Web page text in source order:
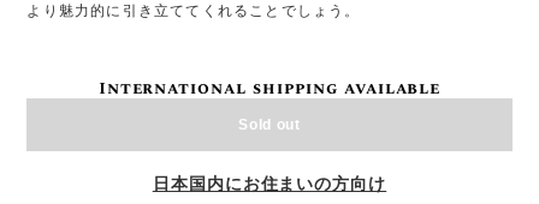
より魅力的に引き立ててくれることでしょう。
International shipping available
Sold out
日本国内にお住まいの方向け